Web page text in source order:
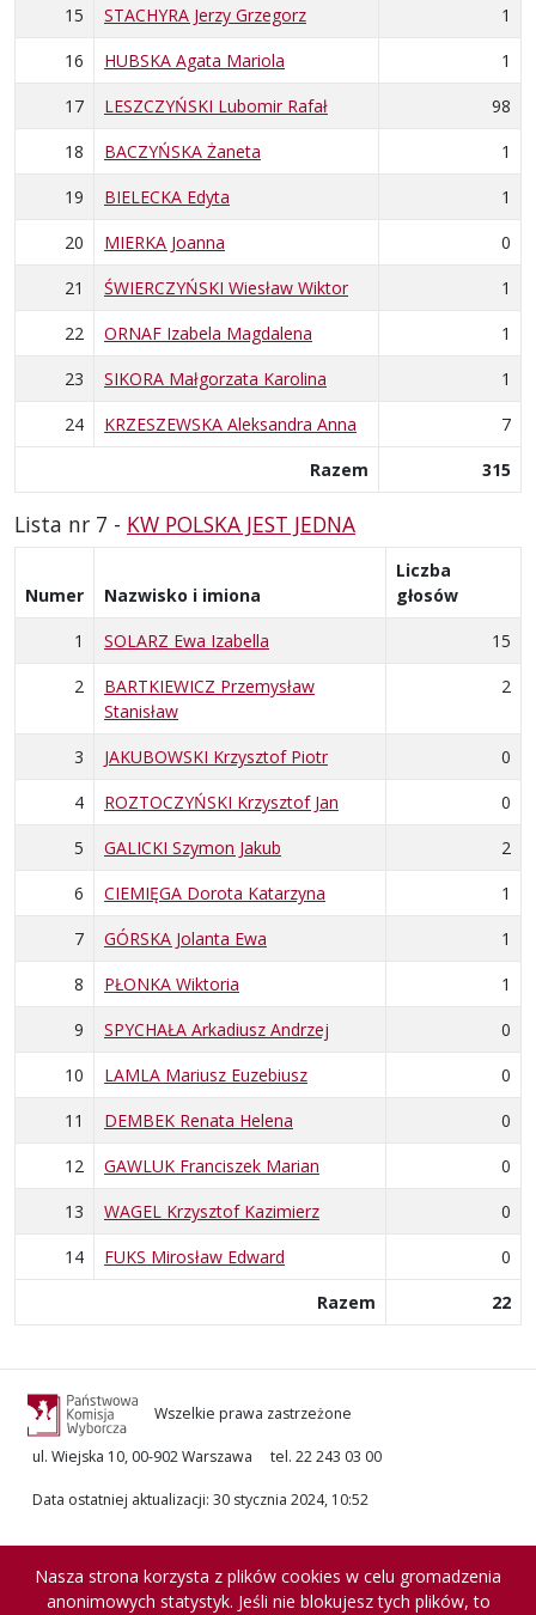
15
STACHYRA Jerzy Grzegorz
1
16
HUBSKA Agata Mariola
1
17
LESZCZYŃSKI Lubomir Rafał
98
18
BACZYŃSKA Żaneta
1
19
BIELECKA Edyta
1
20
MIERKA Joanna
0
21
ŚWIERCZYŃSKI Wiesław Wiktor
1
22
ORNAF Izabela Magdalena
1
23
SIKORA Małgorzata Karolina
1
24
KRZESZEWSKA Aleksandra Anna
7
Razem
315
Lista nr 7 - KW POLSKA JEST JEDNA
Numer Nazwisko i imiona
Liczba
głosów
1
SOLARZ Ewa Izabella
15
2
BARTKIEWICZ Przemysław
Stanisław
2
3 JAKUBOWSKI Krzysztof Piotr
0
4
ROZTOCZYŃSKI Krzysztof Jan
0
5
GALICKI Szymon Jakub
2
6
CIEMIĘGA Dorota Katarzyna
1
7
GÓRSKA Jolanta Ewa
1
8
PŁONKA Wiktoria
1
9
SPYCHAŁA Arkadiusz Andrzej
0
10
LAMLA Mariusz Euzebiusz
0
11
DEMBEK Renata Helena
0
12
GAWLUK Franciszek Marian
0
13
WAGEL Krzysztof Kazimierz
0
14
FUKS Mirosław Edward
0
Razem
22
Wszelkie prawa zastrzeżone
ul. Wiejska 10, 00-902 Warszawa tel. 22 243 03 00
Data ostatniej aktualizacji: 30 stycznia 2024, 10:52
Nasza strona korzysta z plików cookies w celu gromadzenia
anonimowych statystyk. Jeśli nie blokujesz tych plików, to